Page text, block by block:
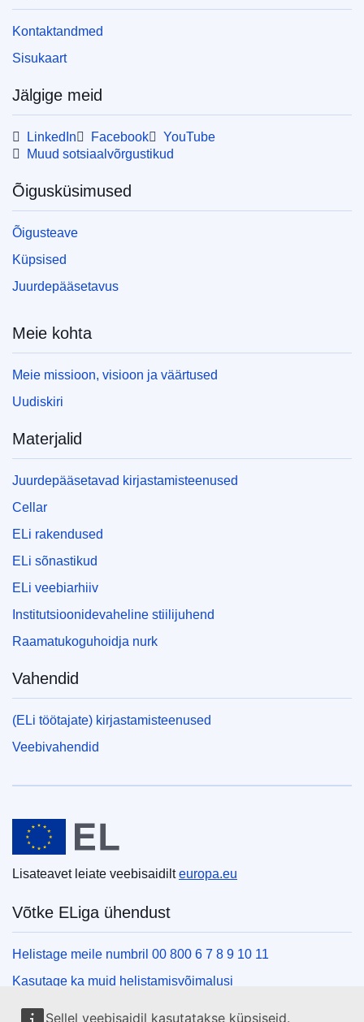
Sellel veebisaidil kasutatakse küpsiseid.
Kontaktandmed
Sisukaart
Jälgige meid
LinkedIn Facebook
YouTube
Muud sotsiaalvõrgustikud
Õigusküsimused
Õigusteave
Küpsised
Juurdepääsetavus
Meie kohta
Meie missioon, visioon ja väärtused
Uudiskiri
Materjalid
Juurdepääsetavad kirjastamisteenused
Cellar
ELi rakendused
ELi sõnastikud
ELi veebiarhiiv
Institutsioonidevaheline stiilijuhend
Raamatukoguhoidja nurk
Vahendid
(ELi töötajate) kirjastamisteenused
Veebivahendid
Euroopa Liit
Lisateavet leiate veebisaidilteuropa.eu
Võtke ELiga ühendust
Helistage meile numbril 00 800 6 7 8 9 10 11
Kasutage ka muid helistamisvõimalusi
Kirjutage meile kontaktvormi vahendusel